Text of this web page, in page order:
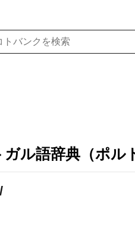
ル語辞典（ポル